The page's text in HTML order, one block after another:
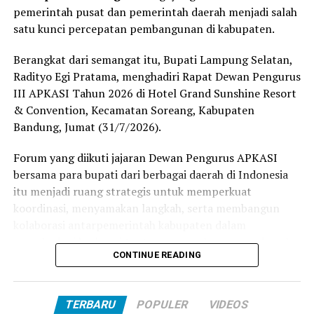
Dilaksanakan secara terbatas, maksimal 10% dari
standar protokol kesehatan Covid-19 secara ketat,
seperti menggunakan masker, menjaga jarak, dan
menghindari kerumunan. Kegiatan takbir keliling
ditiadakan untuk mengantisipasi keramaian.
masjid dan musalla sesuai ketersediaan perangkat
telekomunikasi di masjid dan musalla.
Kedua, Shalat Idul Fitri 1 Syawal 1442 H/2021 M di
tergolong tinggi (zona merah dan zona oranye) agar
dilakukan di rumah masing-masing, sejalan dengan
pemerintah pusat dan pemerintah daerah menjadi salah
satu kunci percepatan pembangunan di kabupaten.
Berangkat dari semangat itu, Bupati Lampung Selatan,
Radityo Egi Pratama, menghadiri Rapat Dewan Pengurus
III APKASI Tahun 2026 di Hotel Grand Sunshine Resort
& Convention, Kecamatan Soreang, Kabupaten
Bandung, Jumat (31/7/2026).
Forum yang diikuti jajaran Dewan Pengurus APKASI
bersama para bupati dari berbagai daerah di Indonesia
itu menjadi ruang strategis untuk memperkuat
koordinasi, menyamakan langkah, serta membangun
menghadapi berbagai tantangan pembangunan daerah.
Kabupaten Lampung Selatan untuk terus memperluas
CONTINUE READING
TERBARU POPULER VIDEOS